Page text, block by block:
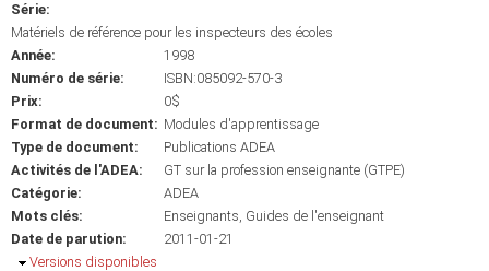
Série:
Matériels de référence pour les inspecteurs des écoles
Année:
1998
Numéro de série:
ISBN:085092-570-3
Prix:
0$
Format de document: Modules d'apprentissage
Type de document:
Publications ADEA
Activités de l'ADEA:
GT sur la profession enseignante (GTPE)
Catégorie:
ADEA
Mots clés:
Enseignants Guides de l'enseignant
Date de parution:
2011-01-21
Masquer
Versions disponibles